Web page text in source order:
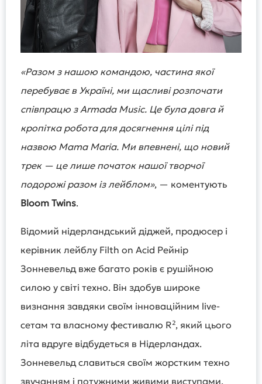
«Разом з нашою командою, частина якої
перебуває в Україні, ми щасливі розпочати
співпрацю з Armada Music. Це була довга й
кропітка робота для досягнення цілі під
назвою Mama Maria. Ми впевнені, що новий
трек — це лише початок нашої творчої
подорожі разом із лейблом», — коментують
Bloom Twins.
Відомий нідерландський діджей, продюсер і
керівник лейблу Filth on Acid Рейнір
Зонневельд вже багато років є рушійною
силою у світі техно. Він здобув широке
визнання завдяки своїм інноваційним live-
сетам та власному фестивалю R², який цього
літа вдруге відбудеться в Нідерландах.
Зонневельд славиться своїм жорстким техно
звучанням і потужними живими виступами,